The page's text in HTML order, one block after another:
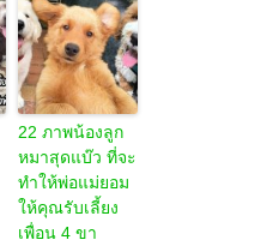
22 ภาพน้องลูก
หมาสุดแบ๊ว ที่จะ
ทำให้พ่อแม่ยอม
ให้คุณรับเลี้ยง
เพื่อน 4 ขา